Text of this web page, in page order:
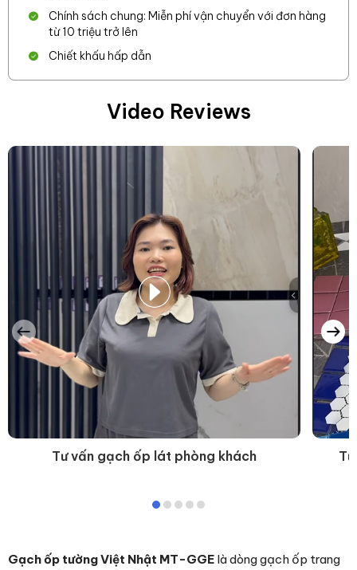
Chính sách chung: Miễn phí vận chuyển với đơn hàng
từ 10 triệu trở lên
Chiết khấu hấp dẫn
Video Reviews
Tư vấn gạch ốp lát phòng khách
Gạch ốp tường Việt Nhật MT-GGE là dòng gạch ốp trang